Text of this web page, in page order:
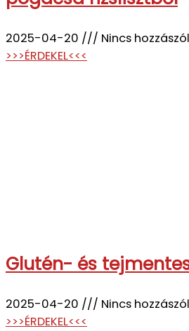
2025-04-20
Nincs
>>>ÉRDEKEL<<<
Glutén- és
2025-04-20
Nincs
>>>ÉRDEKEL<<<